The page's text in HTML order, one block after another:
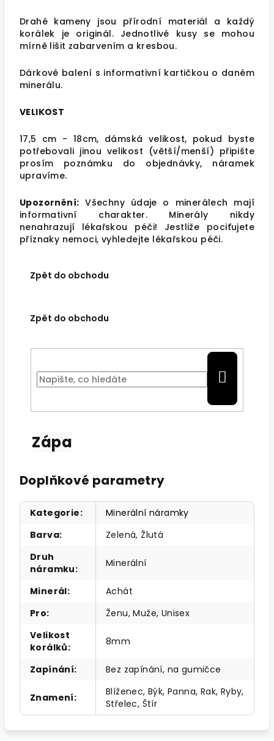
Drahé kameny jsou přírodní materiál a každý
korálek je originál. Jednotlivé kusy se mohou
mírně lišit zabarvením a kresbou.
Dárkové balení s informativní kartičkou o daném
minerálu.
VELIKOST
17,5 cm - 18cm, dámská velikost, pokud byste
potřebovali jinou velikost (větší/menší) připište
prosím poznámku do objednávky, náramek
upravíme.
Upozornění: Všechny údaje o minerálech mají
informativní charakter. Minerály nikdy
nenahrazují lékařskou péči! Jestliže pociťujete
příznaky nemoci, vyhledejte lékařskou péči.
Zpět do obchodu
Zpět do obchodu
Zápa
Doplňkové parametry
Kategorie:
Minerální náramky
Barva:
Zelená, Žlutá
Druh
náramku: Minerální
Minerál:
Achát
Pro:
Ženu, Muže, Unisex
Velikost
korálků: 8mm
Zapínání: Bez zapínání, na gumičce
Znamení:
Blíženec, Býk, Panna, Rak, Ryby,
Střelec, Štír